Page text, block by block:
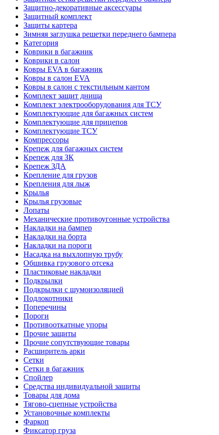
Защитно-декоративные аксессуары
Защитный комплект
Защиты картера
Зимняя заглушка решетки переднего бампера
Категория
Коврики в багажник
Коврики в салон
Ковры EVA в багажник
Ковры в салон EVA
Ковры в салон с текстильным кантом
Комплект защит днища
Комплект электрооборудования для ТСУ
Комплектующие для багажных систем
Комплектующие для прицепов
Комплектующие ТСУ
Компрессоры
Крепеж для багажных систем
Крепеж для ЗК
Крепеж ЗДА
Крепление для грузов
Крепления для лыж
Крылья
Крылья грузовые
Лопаты
Механические противоугонные устройства
Накладки на бампер
Накладки на борта
Накладки на пороги
Насадка на выхлопную трубу
Обшивка грузового отсека
Пластиковые накладки
Подкрылки
Подкрылки с шумоизоляцией
Подлокотники
Поперечины
Пороги
Противооткатные упоры
Прочие защиты
Прочие сопутствующие товары
Расширитель арки
Сетки
Сетки в багажник
Спойлер
Средства индивидуальной защиты
Товары для дома
Тягово-сцепные устройства
Установочные комплекты
Фаркоп
Фиксатор груза